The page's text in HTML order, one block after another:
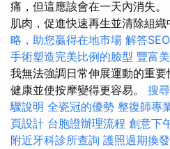
痛，但這應該會在一天內消失
肌肉，促進快速再生並清除組織
略，助您贏得在地市場 解答
手術塑造完美比例的臉型 豐富
我無法強調日常伸展運動的重
健康並使按摩變得更容易。 搜
驟說明 全瓷冠的優勢 整復師專
頁設計 台胞證辦理流程 創意下
附近牙科診所查詢 護照過期換